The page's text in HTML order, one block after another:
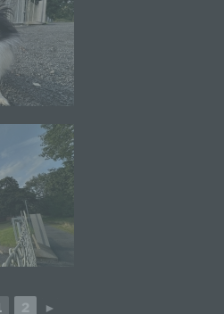
2 ►
insbesondere, um Aspekte
wirtschaftlicher Lage,
Vorlieben, Interessen,
Aufenthaltsort oder
Person zu
die Verarbeitung
in einer Weise, auf
Daten ohne
Informationen nicht
betroffenen Person
sofern diese
die gewährleisten, dass